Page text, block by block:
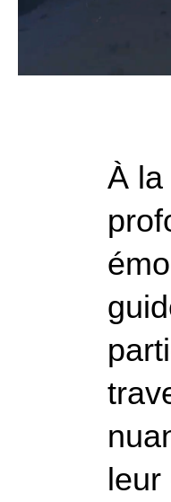
À la
leur